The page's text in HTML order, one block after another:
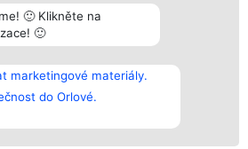
🙂 Klikněte na
🙂
marketingové materiály.
do Orlové.
Vítězové
Seznam všech
laureátů
Zásady
Zásady
Kontakt